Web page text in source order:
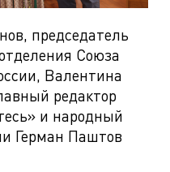
председатель
Союза
Валентина
редактор
и народный
Герман Паштов